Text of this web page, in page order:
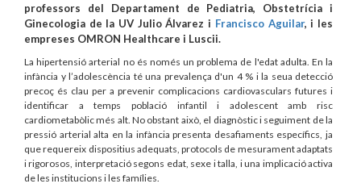
professors del Departament de Pediatria, Obstetrícia i
Ginecologia de la UV Julio Álvarez i Francisco Aguilar, i les
empreses OMRON Healthcare i Luscii.
La hipertensió arterial no és només un problema de l'edat adulta. En la
infància y l’adolescència té una prevalença d'un 4 % i la seua detecció
precoç és clau per a prevenir complicacions cardiovasculars futures i
identificar a temps població infantil i adolescent amb risc
cardiometabòlic més alt. No obstant això, el diagnòstic i seguiment de la
pressió arterial alta en la infància presenta desafiaments específics, ja
que requereix dispositius adequats, protocols de mesurament adaptats
i rigorosos, interpretació segons edat, sexe i talla, i una implicació activa
de les institucions i les famílies.